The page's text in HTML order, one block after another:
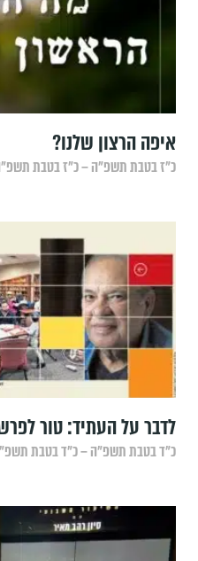
איפה הרצון שלנו?
כ״ז בטבת תשפ״ה – כ״ז בטבת תשפ״ה – 27/01/
לדבר על העתיד: טור
כ״ד בטבת תשפ״ה – כ״ד בטבת תשפ״ה – 24/